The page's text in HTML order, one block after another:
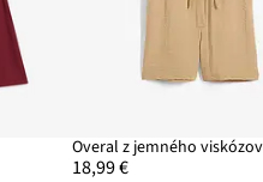
18,99 €